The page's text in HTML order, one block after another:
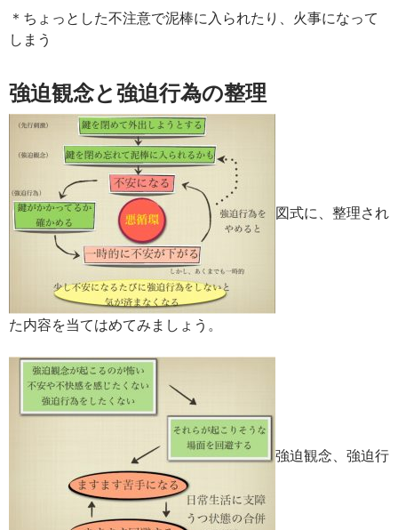
＊ちょっとした不注意で泥棒に入られたり、火事になって
しまう
強迫観念と強迫行為の整理
図式に、整理され
た内容を当てはめてみましょう。
強迫観念、強迫行